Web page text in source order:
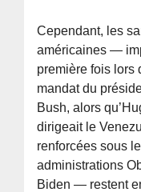
Cependant, les
américaines —
première fois lors
mandat du
Bush, alors
dirigeait le
renforcées sous
administrations
Biden — restent